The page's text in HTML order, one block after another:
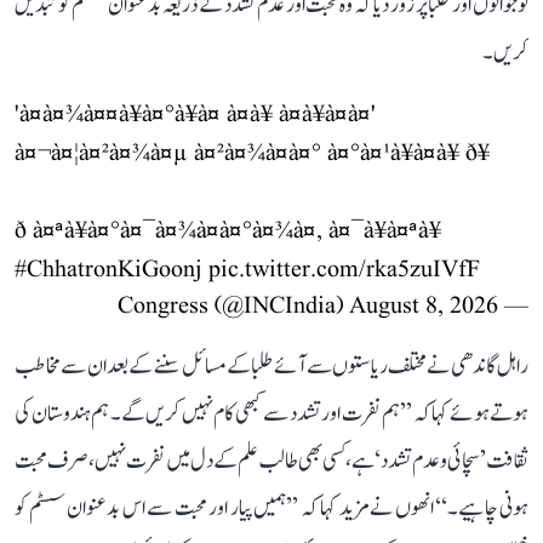
کریں۔
'à¤à¤¾à¤¤à¥à¤°à¥à¤ à¤à¥ à¤à¥à¤à¤'
à¤¬à¤¦à¤²à¤¾à¤µ à¤²à¤¾à¤à¤° à¤°à¤¹à¥à¤à¥ ð¥
ð à¤ªà¥à¤°à¤¯à¤¾à¤à¤°à¤¾à¤, à¤¯à¥à¤ªà¥
#ChhatronKiGoonj pic.twitter.com/rka5zuIVfF
— Congress (@INCIndia)
August 8, 2026
راہل گاندھی نے مختلف ریاستوں سے آئے طلبا کے مسائل سننے کے بعد ان سے مخاطب
ہوتے ہوئے کہا کہ ’’ہم نفرت اور تشدد سے کبھی کام نہیں کریں گے۔ ہم ہندوستان کی
ثقافت ’سچائی و عدم تشدد‘ ہے، کسی بھی طالب علم کے دل میں نفرت نہیں، صرف محبت
ہونی چاہیے۔‘‘ انھوں نے مزید کہا کہ ’’ہمیں پیار اور محبت سے اس بدعنوان سسٹم کو